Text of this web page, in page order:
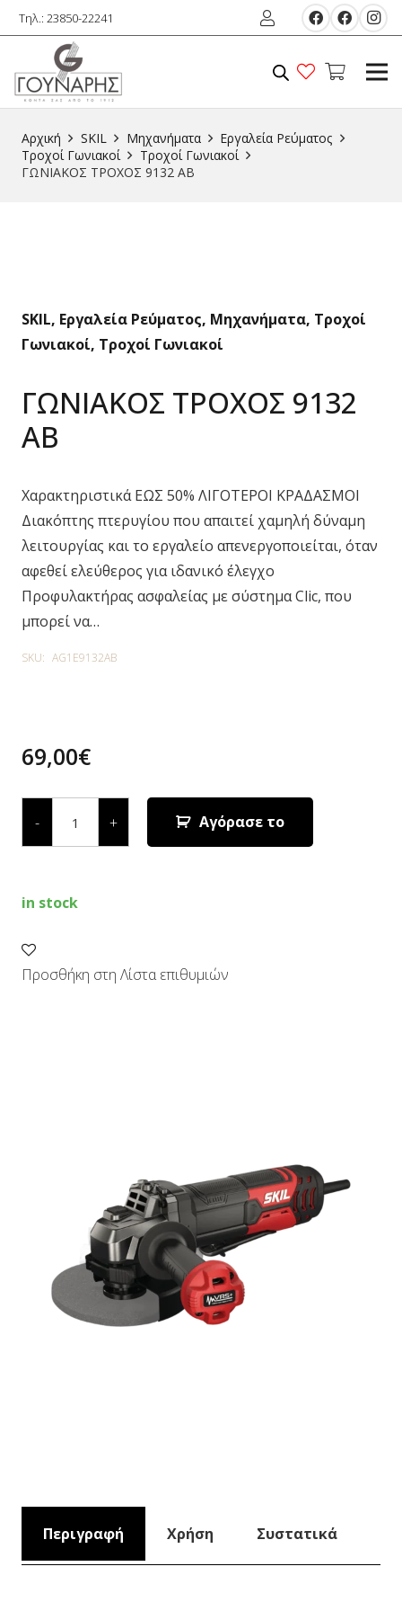
Τηλ.: 23850-22241
Αρχική SKIL Μηχανήματα
Εργαλεία Ρεύματος
Τροχοί Γωνιακοί
Τροχοί Γωνιακοί
ΓΩΝΙΑΚΟΣ ΤΡΟΧΟΣ 9132 AB
SKIL, Εργαλεία Ρεύματος, Μηχανήματα, Τροχοί
Γωνιακοί, Τροχοί Γωνιακοί
ΓΩΝΙΑΚΟΣ ΤΡΟΧΟΣ 9132
AB
Χαρακτηριστικά ΕΩΣ 50% ΛΙΓΟΤΕΡΟΙ ΚΡΑΔΑΣΜΟΙ
Διακόπτης πτερυγίου που απαιτεί χαμηλή δύναμη
λειτουργίας και το εργαλείο απενεργοποιείται, όταν
αφεθεί ελεύθερος για ιδανικό έλεγχο
Προφυλακτήρας ασφαλείας με σύστημα Clic, που
μπορεί να…
SKU: AG1E9132AB
69,00€
-
ΓΩΝΙΑΚΟΣ
ΤΡΟΧΟΣ
9132
AB
+ Αγόρασε το
in stock
Προσθήκη στη Λίστα επιθυμιών
Περιγραφή Χρήση Συστατικά